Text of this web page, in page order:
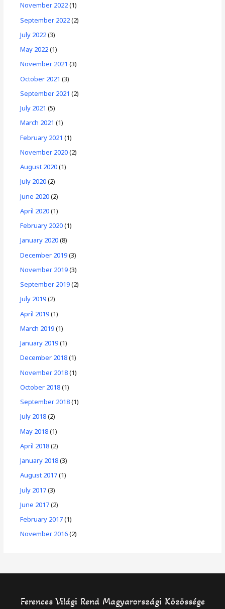
November 2022(1)
September 2022(2)
July 2022(3)
May 2022(1)
November 2021 (3)
October 2021 (3)
September 2021 (2)
July 2021 (5)
March 2021 (1)
February 2021 (1)
November 2020(2)
August 2020(1)
July 2020(2)
June 2020(2)
April 2020(1)
February 2020(1)
January 2020(8)
December 2019(3)
November 2019(3)
September 2019(2)
July 2019(2)
April 2019(1)
March 2019(1)
January 2019(1)
December 2018(1)
November 2018(1)
October 2018(1)
September 2018(1)
July 2018(2)
May 2018(1)
April 2018(2)
January 2018(3)
August 2017(1)
July 2017(3)
June 2017(2)
February 2017(1)
November 2016(2)
Ferences Világi Rend Magyarországi Közössége